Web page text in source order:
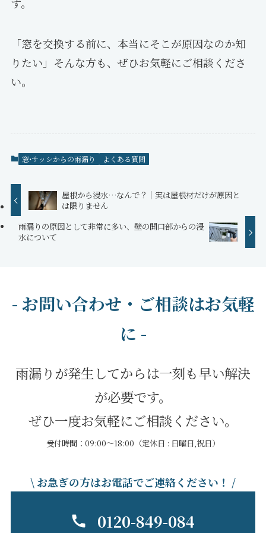
「窓を交換する前に、本当にそこが原因なのか知
りたい」そんな方も、ぜひお気軽にご相談くださ
い。
窓•サッシからの雨漏り よくある質問
屋根から浸水…なんで？｜実は屋根材だけが原因と
は限りません
雨漏りの原因として非常に多い、壁の開口部からの浸
水について
- お問い合わせ・ご相談はお気軽
に -
雨漏りが発生してからは一刻も早い解決
が必要です。
ぜひ一度お気軽にご相談ください。
受付時間：09:00～18:00（定休日 : 日曜日,祝日）
\ お急ぎの方はお電話でご連絡ください！ /
0120-849-084